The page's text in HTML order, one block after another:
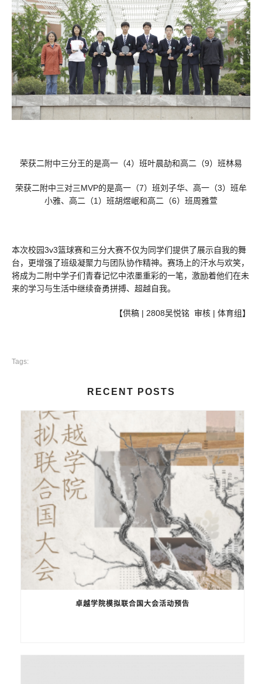
荣获二附中三分王的是高一（4）班叶晨劼和高二（9）班林易
荣获二附中三对三MVP的是高一（7）班刘子华、高一（3）班牟
小雅、高二（1）班胡煜岷和高二（6）班周雅萱
本次校园3v3篮球赛和三分大赛不仅为同学们提供了展示自我的舞
台，更增强了班级凝聚力与团队协作精神。赛场上的汗水与欢笑，
将成为二附中学子们青春记忆中浓墨重彩的一笔，激励着他们在未
来的学习与生活中继续奋勇拼搏、超越自我。
【供稿 | 2808吴悦铭 审核 | 体育组】
Tags:
RECENT POSTS
卓越学院模拟联合国大会活动预告